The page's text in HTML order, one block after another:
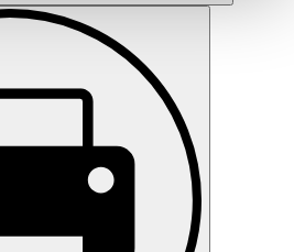
Ihrer Nutzung der Dienste